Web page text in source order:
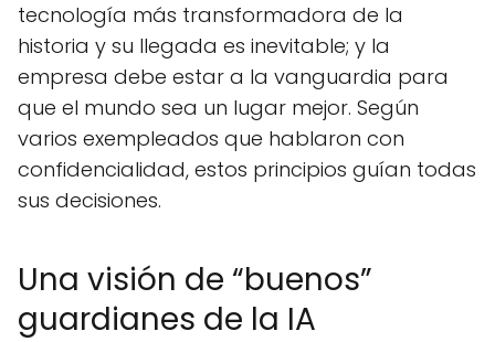
tecnología más transformadora de la
historia y su llegada es inevitable; y la
empresa debe estar a la vanguardia para
que el mundo sea un lugar mejor. Según
varios exempleados que hablaron con
confidencialidad, estos principios guían todas
sus decisiones.
Una visión de “buenos”
guardianes de la IA